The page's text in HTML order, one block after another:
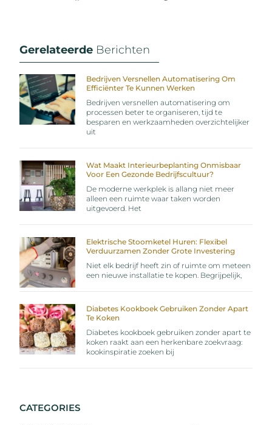
Gerelateerde Berichten
Bedrijven Versnellen Automatisering Om
Efficiënter Te Kunnen Werken
Bedrijven versnellen automatisering om
processen beter te organiseren, tijd te
besparen en werkzaamheden overzichtelijker
uit
Wat Maakt Interieurbeplanting Onmisbaar
Voor Een Gezonde Bedrijfscultuur?
De moderne werkplek is allang niet meer
alleen een ruimte waar taken worden
uitgevoerd. Het
Elektrische Stoomketel Huren: Flexibel
Verduurzamen Zonder Grote Investering
Niet elk bedrijf heeft zin of ruimte om meteen
een nieuwe installatie te kopen. Begrijpelijk,
Diabetes Kookboek Gebruiken Zonder Apart
Te Koken
Diabetes kookboek gebruiken zonder apart te
koken raakt aan een herkenbare zoekvraag:
kookinspiratie zoeken bij
CATEGORIES